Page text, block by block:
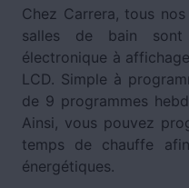
Chez Carrera, tous
salles de bain sont
électronique à
LCD. Simple à
de 9 programmes
Ainsi, vous pouvez
temps de chauffe
énergétiques.